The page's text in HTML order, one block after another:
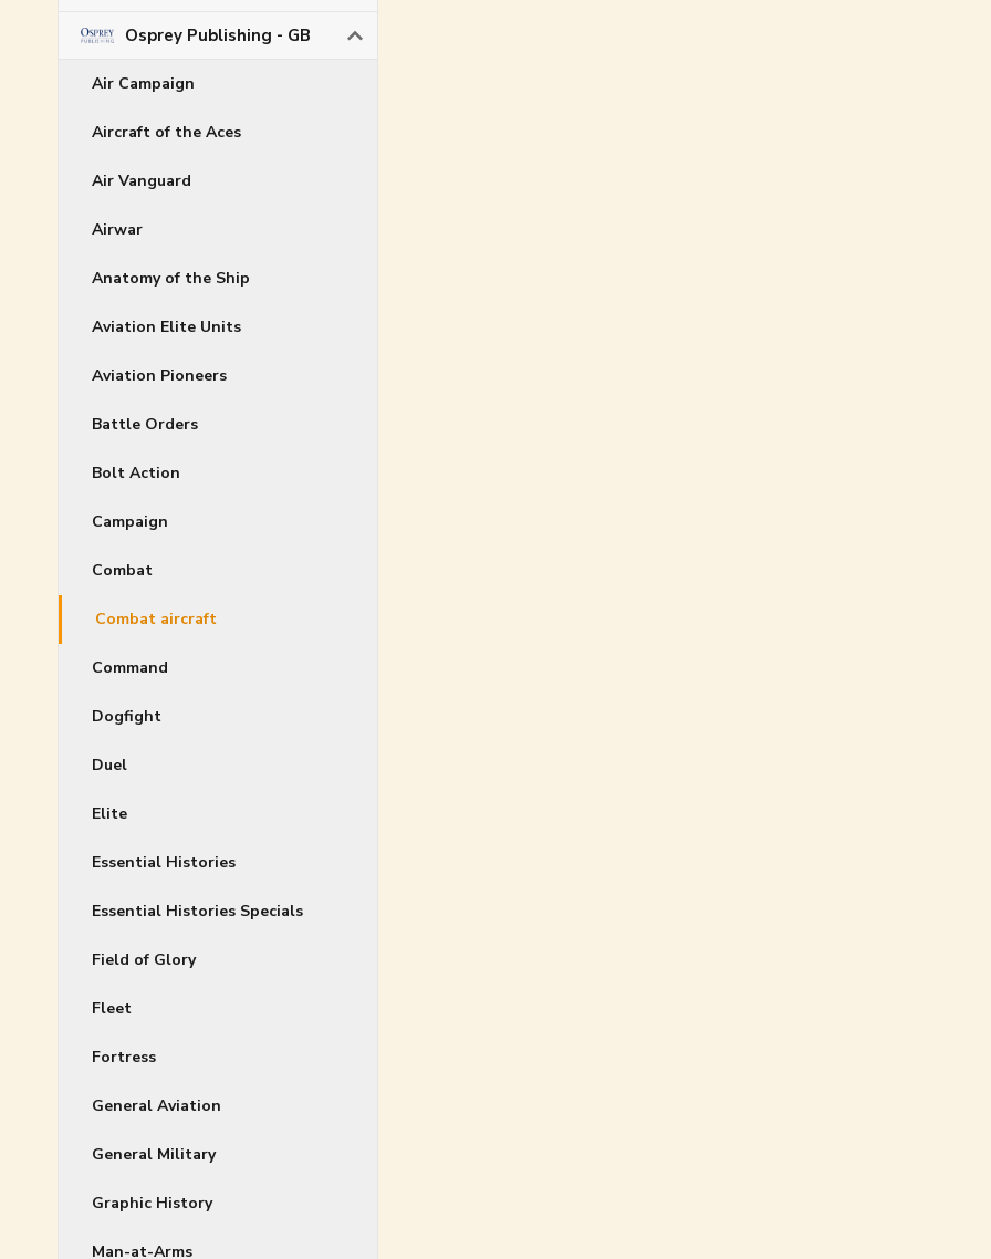
Osprey Publishing - GB
Air Campaign
Aircraft of the Aces
Air Vanguard
Airwar
Anatomy of the Ship
Aviation Elite Units
Aviation Pioneers
Battle Orders
Bolt Action
Campaign
Combat
Combat aircraft
Command
Dogfight
Duel
Elite
Essential Histories
Essential Histories Specials
Field of Glory
Fleet
Fortress
General Aviation
General Military
Graphic History
Man-at-Arms